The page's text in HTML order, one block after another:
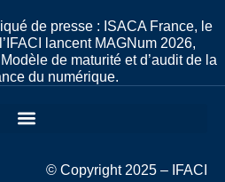
de presse : ISACA France, le
lancent MAGNum 2026,
de maturité et d’audit de la
du numérique.
© Copyright 2025 – IFACI